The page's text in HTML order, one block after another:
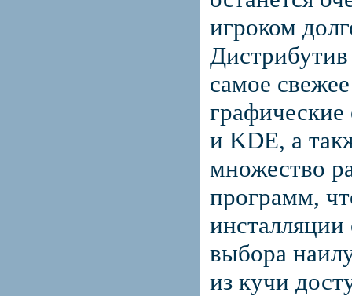
игроком
самое
и KDE, а
множество
программ,
инсталляции
выбора
из кучи